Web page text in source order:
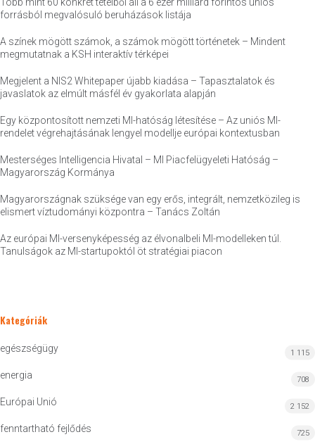
forrásból megvalósuló beruházások listája
A színek mögött számok, a számok mögött történetek – Mindent
megmutatnak a KSH interaktív térképei
Megjelent a NIS2 Whitepaper újabb kiadása – Tapasztalatok és
javaslatok az elmúlt másfél év gyakorlata alapján
Egy központosított nemzeti MI-hatóság létesítése – Az uniós MI-
rendelet végrehajtásának lengyel modellje európai kontextusban
Mesterséges Intelligencia Hivatal – MI Piacfelügyeleti Hatóság –
Magyarország Kormánya
Magyarországnak szüksége van egy erős, integrált, nemzetközileg is
elismert víztudományi központra – Tanács Zoltán
Az európai MI-versenyképesség az élvonalbeli MI-modelleken túl.
Tanulságok az MI-startupoktól öt stratégiai piacon
Kategóriák
egészségügy 1 115
energia 708
Európai Unió 2 152
fenntartható fejlődés 725